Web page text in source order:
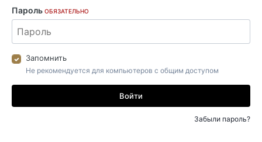
Пароль ОБЯЗАТЕЛЬНО
Запомнить
Не рекомендуется для компьютеров с общим доступом
Войти
Забыли пароль?